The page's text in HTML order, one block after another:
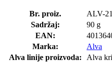
Br. proiz.
ALV-
Sadržaj:
90 g
EAN:
Marka:
Alva
Alva linije proizvoda:
Alva